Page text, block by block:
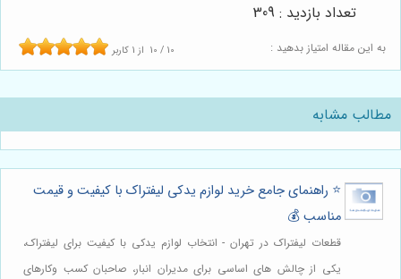
به این مقاله امتیاز بدهید : 10 / 10 از 1 کاربر
تعداد بازدید : 309
مطالب مشابه
⭐️ راهنمای جامع خرید لوازم یدکی لیفتراک با کیفیت و قیمت
مناسب 💰
قطعات لیفتراک در تهران - انتخاب لوازم یدکی با کیفیت برای لیفتراک،
یکی از چالش های اساسی برای مدیران انبار، صاحبان کسب وکارهای